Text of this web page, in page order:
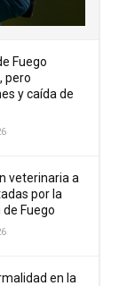
Fuego
pero
y caída de
veterinaria a
por la
Fuego
en la